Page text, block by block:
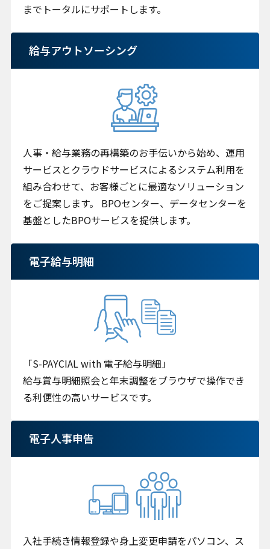
までトータルにサポートします。
給与アウトソーシング
人事・給与業務の再構築のお手伝いから始め、運用
サービスとクラウドサービスによるシステム利用を
組み合わせて、お客様ごとに最適なソリューション
をご提案します。 BPOセンター、データセンターを
基盤としたBPOサービスを提供します。
電子給与明細
「S-PAYCIAL with 電子給与明細」
給与賞与明細照会と年末調整をブラウザで操作でき
る利便性の高いサービスです。
電子人事申告
入社手続き情報登録や身上変更申請をパソコン、ス